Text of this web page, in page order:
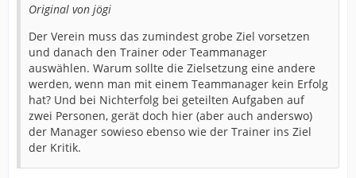
Original von jögi
Der Verein muss das zumindest grobe Ziel vorsetzen
und danach den Trainer oder Teammanager
auswählen. Warum sollte die Zielsetzung eine andere
werden, wenn man mit einem Teammanager kein Erfolg
hat? Und bei Nichterfolg bei geteilten Aufgaben auf
zwei Personen, gerät doch hier (aber auch anderswo)
der Manager sowieso ebenso wie der Trainer ins Ziel
der Kritik.